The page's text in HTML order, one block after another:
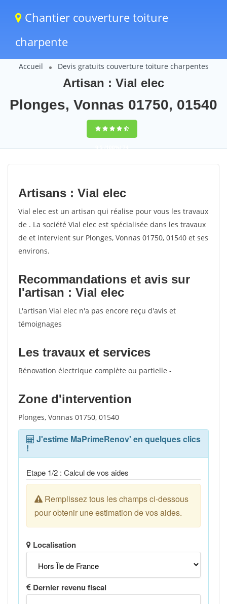
Chantier couverture toiture
charpente
Accueil Devis gratuits couverture toiture charpentes
Artisan : Vial elec
Plonges, Vonnas 01750, 01540
9,5(100%)74
votes
Artisans : Vial elec
Vial elec est un artisan qui réalise pour vous les travaux
de . La société Vial elec est spécialisée dans les travaux
de et intervient sur Plonges, Vonnas 01750, 01540 et ses
environs.
Recommandations et avis sur
l'artisan : Vial elec
L'artisan Vial elec n'a pas encore reçu d'avis et
témoignages
Les travaux et services
Rénovation électrique complète ou partielle -
Zone d'intervention
Plonges, Vonnas 01750, 01540